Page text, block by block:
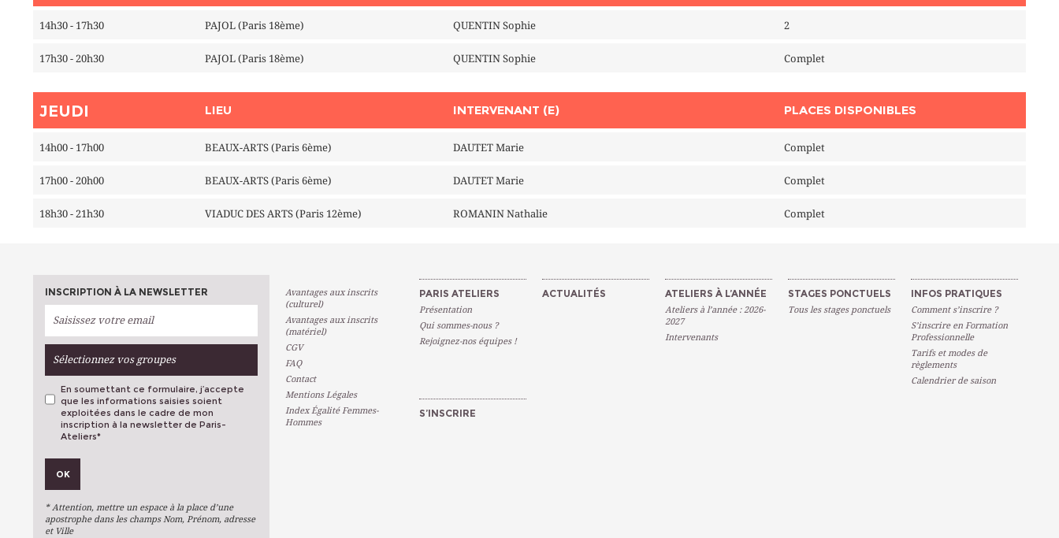
14h30 - 17h30 PAJOL (Paris 18ème) QUENTIN Sophie 2
17h30 - 20h30 PAJOL (Paris 18ème) QUENTIN Sophie Complet
JEUDI LIEU INTERVENANT (E) PLACES DISPONIBLES
14h00 - 17h00 BEAUX-ARTS (Paris 6ème) DAUTET Marie Complet
17h00 - 20h00 BEAUX-ARTS (Paris 6ème) DAUTET Marie Complet
18h30 - 21h30 VIADUC DES ARTS (Paris 12ème) ROMANIN Nathalie Complet
INSCRIPTION À LA NEWSLETTER
Sélectionnez vos groupes
Métiers D'art
Arts Du Texte
En soumettant ce formulaire, j’accepte
que les informations saisies soient
exploitées dans le cadre de mon
inscription à la newsletter de Paris-
Ateliers*
OK
* Attention, mettre un espace à la place d’une
apostrophe dans les champs Nom, Prénom, adresse
et Ville
Avantages aux inscrits
(culturel)
Avantages aux inscrits
(matériel)
CGV
FAQ
Contact
Mentions Légales
Index Égalité Femmes-
Hommes
PARIS ATELIERS
Présentation
Qui sommes-nous ?
Rejoignez-nos équipes !
ACTUALITÉS ATELIERS À L’ANNÉE
Ateliers à l’année : 2026-
2027
Intervenants
STAGES PONCTUELS
Tous les stages ponctuels
INFOS PRATIQUES
Comment s’inscrire ?
S’inscrire en Formation
Professionnelle
Tarifs et modes de
règlements
Calendrier de saison
S’INSCRIRE